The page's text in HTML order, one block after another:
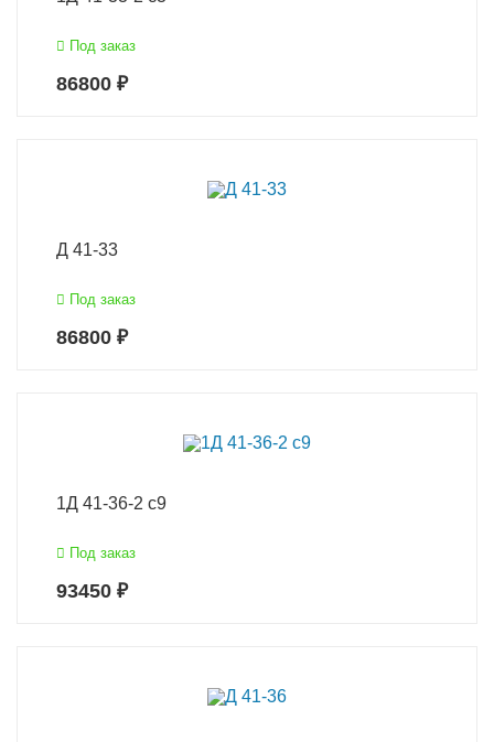
Под заказ
86800 ₽
Д 41-33
Под заказ
86800 ₽
1Д 41-36-2 с9
Под заказ
93450 ₽